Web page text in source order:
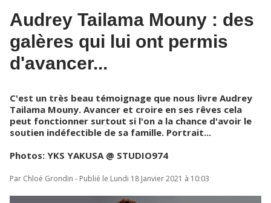
Audrey Tailama Mouny : des
galères qui lui ont permis
d'avancer...
C'est un très beau témoignage que nous livre Audrey
Tailama Mouny. Avancer et croire en ses rêves cela
peut fonctionner surtout si l'on a la chance d'avoir le
soutien indéfectible de sa famille. Portrait...
Photos: YKS YAKUSA @ STUDIO974
Par Chloé Grondin - Publié le Lundi 18 Janvier 2021 à 10:03